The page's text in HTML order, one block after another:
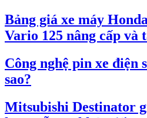
Bảng giá xe máy
Vario 125 nâng cấp và
Công nghệ pin xe điện
sao?
Mitsubishi Destinator